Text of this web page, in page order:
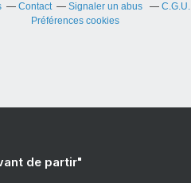
Contact Signaler un abus C.G.U.
Préférences cookies
de partir"